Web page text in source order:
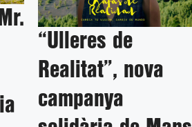
“Ulleres de
Realitat”, nova
campanya